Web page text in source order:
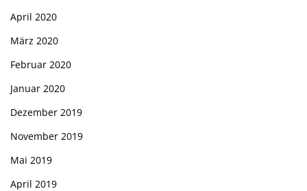
April 2020
März 2020
Februar 2020
Januar 2020
Dezember 2019
November 2019
Mai 2019
April 2019